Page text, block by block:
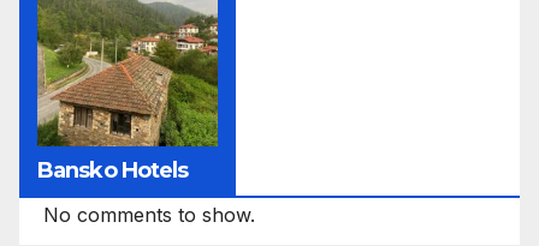
Bansko Hotels
No comments to show.